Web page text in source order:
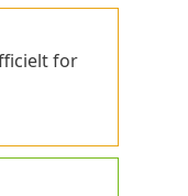
for